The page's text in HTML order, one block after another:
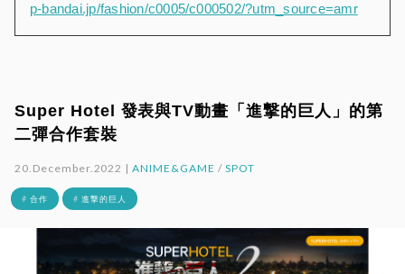
p-bandai.jp/fashion/c0005/c000502/?utm_source=amr
Super Hotel 發表與TV動畫「進撃的巨人」的第
二彈合作套裝
20.December.2022 |ANIME&GAME / SPOT
# 合作 # 進撃的巨人